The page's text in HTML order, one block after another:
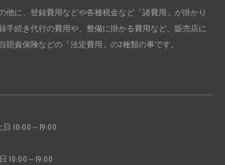
他に、登録費用などや各種税金など「諸費用」が掛かり
手続き代行の費用や、整備に掛かる費用など、販売店に
責保険などの「法定費用」の2種類の事です。
10:00～19:00
10:00～19:00